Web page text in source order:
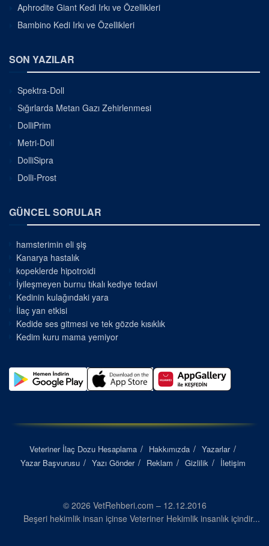
Aphrodite Giant Kedi Irkı ve Özellikleri
Bambino Kedi Irkı ve Özellikleri
SON YAZILAR
Spektra-Doll
Sığırlarda Metan Gazı Zehirlenmesi
DolliPrim
Metri-Doll
DolliSipra
Dolli-Prost
GÜNCEL SORULAR
hamsterimin eli şiş
Kanarya hastalık
kopeklerde hipotroidi
İyileşmeyen burnu tıkalı kediye tedavi
Kedinin kulağındaki yara
İlaç yan etkisi
Kedide ses gitmesi ve tek gözde kısıklık
Kedim kuru mama yemiyor
Veteriner İlaç Dozu Hesaplama Hakkımızda
Yazarlar
Yazar Başvurusu
Yazı Gönder Reklam Gizlilik İletişim
© 2026 VetRehberi.com – 12.12.2016
Beşeri hekimlik insan içinse Veteriner Hekimlik insanlık içindir...